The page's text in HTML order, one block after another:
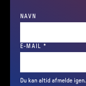
NAVN
E-MAIL *
Du kan altid afmelde igen.